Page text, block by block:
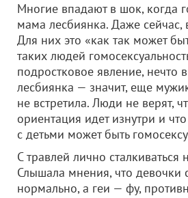
Многие впадают в шок, когда
мама лесбиянка. Даже сейчас,
Для них это «как так может
таких людей
подростковое явление, нечто
лесбиянка — значит, еще
не встретила. Люди не верят,
ориентация идет изнутри и
с детьми может быть
С травлей лично сталкиваться
Слышала мнения, что девочки
нормально, а геи — фу,